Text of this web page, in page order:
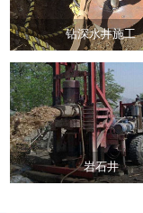
钻深水井施工
岩石井